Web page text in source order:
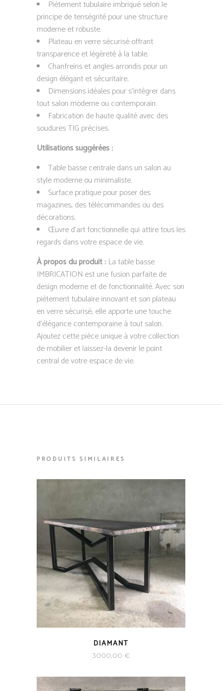
Piétement tubulaire imbriqué selon le
principe de tenségrité pour une structure
moderne et robuste.
Plateau en verre sécurisé offrant
transparence et légèreté à la table.
Chanfreins et angles arrondis pour un
design élégant et sécuritaire.
Dimensions idéales pour s’intégrer dans
tout salon moderne ou contemporain.
Fabrication de haute qualité avec des
soudures TIG précises.
Utilisations suggérées :
Table basse centrale dans un salon au
style moderne ou minimaliste.
Surface pratique pour poser des
magazines, des télécommandes ou des
décorations.
Œuvre d’art fonctionnelle qui attire tous les
regards dans votre espace de vie.
À propos du produit : La table basse
IMBRICATION est une fusion parfaite de
design moderne et de fonctionnalité. Avec son
piétement tubulaire innovant et son plateau
en verre sécurisé, elle apporte une touche
d’élégance contemporaine à tout salon.
Ajoutez cette pièce unique à votre collection
de mobilier et laissez-la devenir le point
central de votre espace de vie.
PRODUITS SIMILAIRES
DIAMANT
3000,00 €